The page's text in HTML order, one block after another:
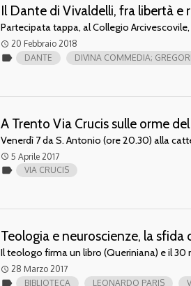
Il Dante di Vivaldelli, fra libertà e
Partecipata tappa, al Collegio
access_time 20 Febbraio 2018
label DANTE DIVINA COMMEDIA;
A Trento Via Crucis sulle orme
Venerdì 7 da S. Antonio (ore 20.30) alla
access_time 5 Aprile 2017
label VIA CRUCIS
Teologia e neuroscienze, la sfida
Il teologo firma un libro (Queriniana) e il
access_time 28 Marzo 2017
label BIBLIOTECA LEONARDO PARIS